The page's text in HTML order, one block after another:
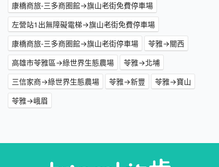
康橋商旅-三多商圈館→旗山老街免費停車場
左營站1出無障礙電梯→旗山老街免費停車場
康橋商旅-三多商圈館→旗山老街停車場
苓雅→關西
高雄市苓雅區→綠世界生態農場
苓雅→北埔
三信家商→綠世界生態農場
苓雅→新豐
苓雅→寶山
苓雅→峨眉